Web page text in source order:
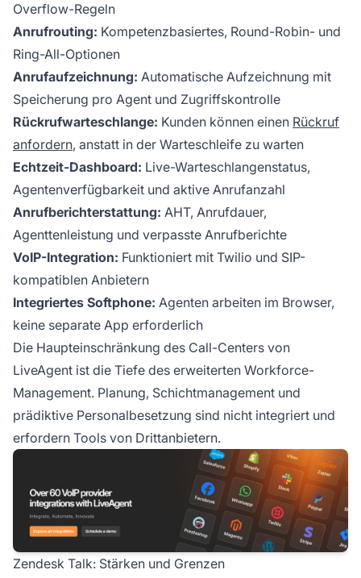
Overflow-Regeln
Anrufrouting: Kompetenzbasiertes, Round-Robin- und
Ring-All-Optionen
Anrufaufzeichnung: Automatische Aufzeichnung mit
Speicherung pro Agent und Zugriffskontrolle
Rückrufwarteschlange: Kunden können einen Rückruf
anfordern, anstatt in der Warteschleife zu warten
Echtzeit-Dashboard: Live-Warteschlangenstatus,
Agentenver­fügbarkeit und aktive Anrufanzahl
Anrufberichterstattung: AHT, Anrufdauer,
Agenttenleistung und verpasste Anrufberichte
VoIP-Integration: Funktioniert mit Twilio und SIP-
kompatiblen Anbietern
Integriertes Softphone: Agenten arbeiten im Browser,
keine separate App erforderlich
Die Haupteinschränkung des Call-Centers von
LiveAgent ist die Tiefe des erweiterten Workforce-
Management. Planung, Schichtmanagement und
prädiktive Personalbesetzung sind nicht integriert und
erfordern Tools von Drittanbietern.
Zendesk Talk: Stärken und Grenzen